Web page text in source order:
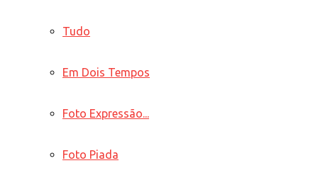
Tudo
Em Dois Tempos
Foto Expressão...
Foto Piada